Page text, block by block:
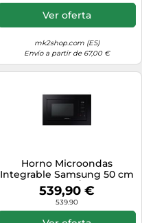
Ver oferta
mk2shop.com (ES)
Envío a partir de 67,00 €
Horno Microondas
Integrable Samsung 50 cm
MS23A7318AK/E1 Negro
539,90 €
539.90